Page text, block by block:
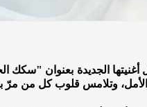
أغنيتها الجديدة بعنوان
والأمل، وتلامس قلوب كل من